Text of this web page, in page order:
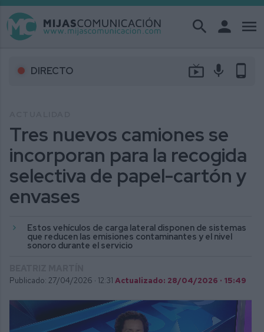
search person menu
DIRECTO live_tv mic phone_android
Tres nuevos camiones se
incorporan para la recogida
selectiva de papel-cartón y
envases
Estos vehículos de carga lateral disponen de sistemas
que reducen las emisiones contaminantes y el nivel
sonoro durante el servicio
Publicado: 27/04/2026 · 12:31 Actualizado: 28/04/2026 · 15:49